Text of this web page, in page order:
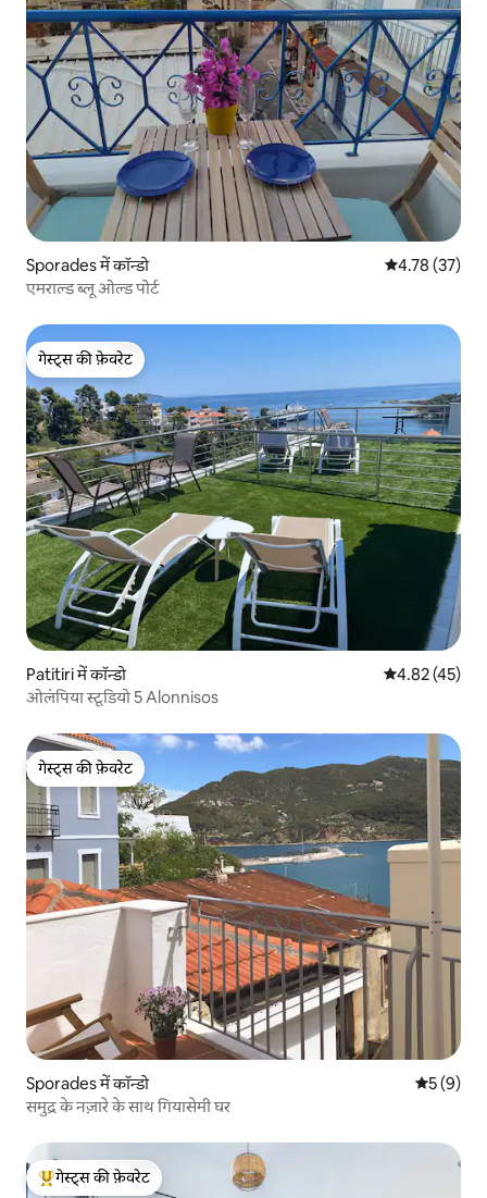
Sporades में कॉन्डो औसत रेटिंग 5 में
4.78 (37)
एमराल्ड ब्लू ओल्ड पोर्ट
गेस्ट्स की फ़ेवरेट
गेस्ट्स की फ़ेवरेट
Patitiri में कॉन्डो औसत रेटिंग 5 में
4.82 (45)
ओलंपिया स्टूडियो 5 Alonnisos
गेस्ट्स की फ़ेवरेट
गेस्ट्स की फ़ेवरेट
Sporades में कॉन्डो औसत रेटिंग
5 (9)
समुद्र के नज़ारे के साथ गियासेमी घर
गेस्ट्स का टॉप फ़ेवरेट
गेस्ट्स की फ़ेवरेट